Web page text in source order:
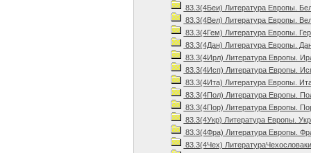
83.3(4Беи) Литература Европы.
83.3(4Вел) Литература Европы.
83.3(4Гем) Литература Европы.
83.3(4Дан) Литература Европы.
83.3(4Ирл) Литература Европы.
83.3(4Исп) Литература Европы.
83.3(4Ита) Литература Европы.
83.3(4Пол) Литература Европы.
83.3(4Пор) Литература Европы.
83.3(4Укр) Литература Европы.
83.3(4Фра) Литература Европы.
83.3(4Чех)